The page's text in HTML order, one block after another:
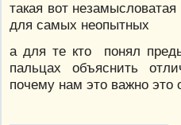
такая вот
для самых неопытных
а для те кто понял
пальцах объяснить
почему нам это важно это